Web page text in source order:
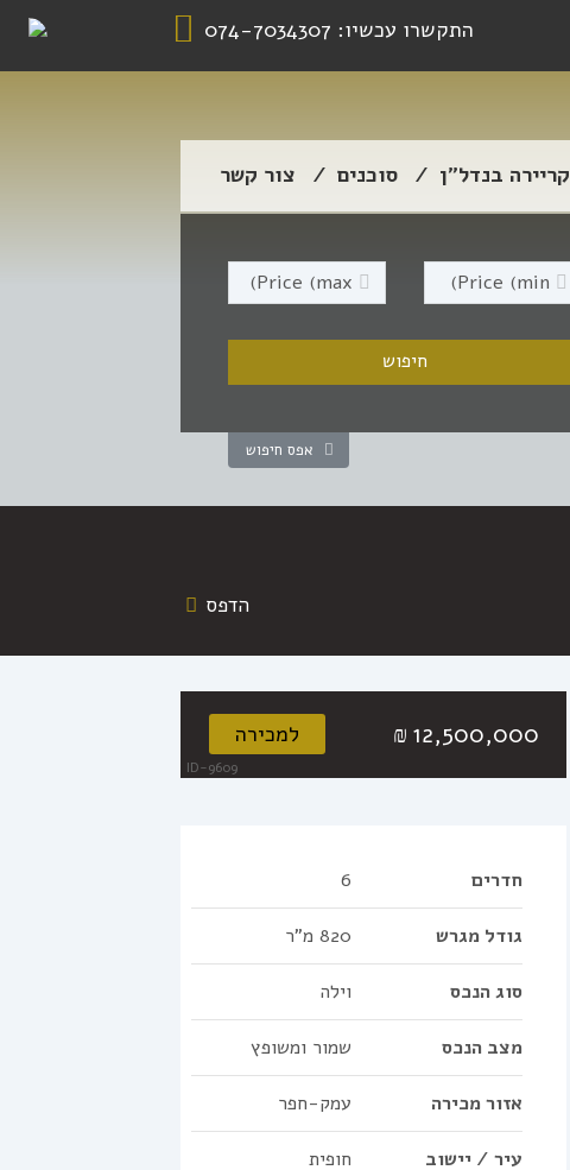
התקשרו עכשיו: 074-7034307
קריירה בנדל”ן סוכנים צור קשר
אפס חיפוש
הדפס
₪ 12,500,000
ID-9609
למכירה
חדרים 6
גודל מגרש 820 מ"ר
סוג הנכס וילה
מצב הנכס שמור ומשופץ
אזור מכירה עמק-חפר
עיר / יישוב חופית